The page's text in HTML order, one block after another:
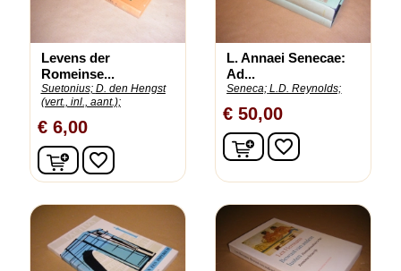
Levens der
Romeinse...
Suetonius; D. den Hengst
(vert., inl., aant.);
€ 6,00
In winkelwagen
favorite_border
L. Annaei Senecae:
Ad...
Seneca; L.D. Reynolds;
€ 50,00
In winkelwagen
favorite_border